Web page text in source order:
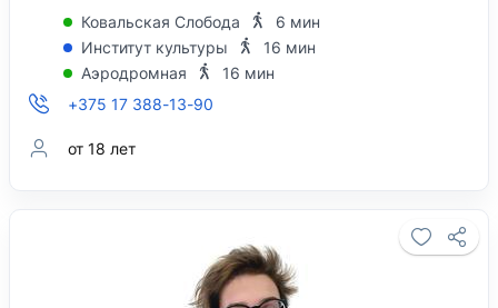
Ковальская Слобода
6 мин
Институт культуры
16 мин
Аэродромная
16 мин
+375 17 388-13-90
от 18 лет